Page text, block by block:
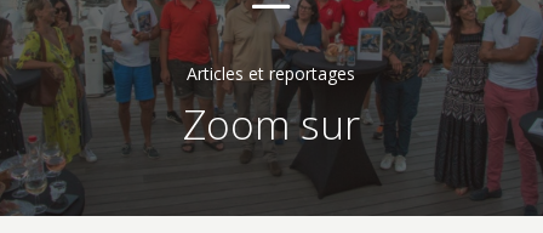
Articles et reportages
Zoom sur